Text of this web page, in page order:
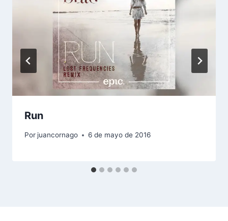
Run
Por juancornago 6 de mayo de 2016